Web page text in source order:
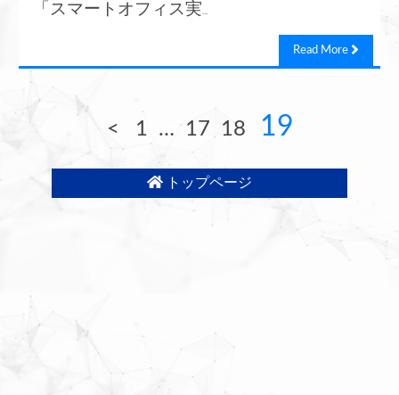
「スマートオフィス実...
Read More
< 1 … 17 18 19
トップページ